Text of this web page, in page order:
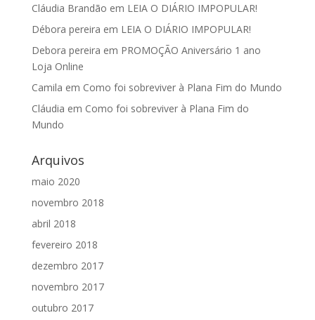
Cláudia Brandão em LEIA O DIÁRIO IMPOPULAR!
Débora pereira em LEIA O DIÁRIO IMPOPULAR!
Debora pereira em PROMOÇÃO Aniversário 1 ano
Loja Online
Camila em Como foi sobreviver à Plana Fim do Mundo
Cláudia em Como foi sobreviver à Plana Fim do
Mundo
Arquivos
maio 2020
novembro 2018
abril 2018
fevereiro 2018
dezembro 2017
novembro 2017
outubro 2017